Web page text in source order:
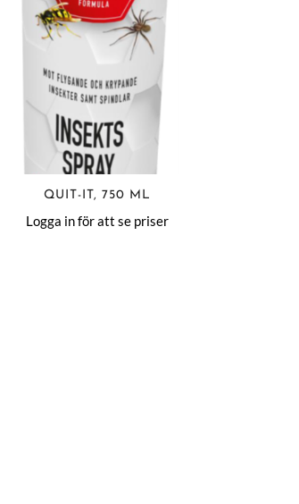
QUIT-IT, 750 ML
Logga in för att se priser